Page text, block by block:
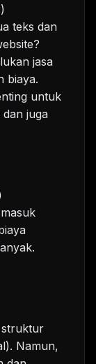
teks dan
jasa
biaya.
untuk
juga
struktur
Namun,